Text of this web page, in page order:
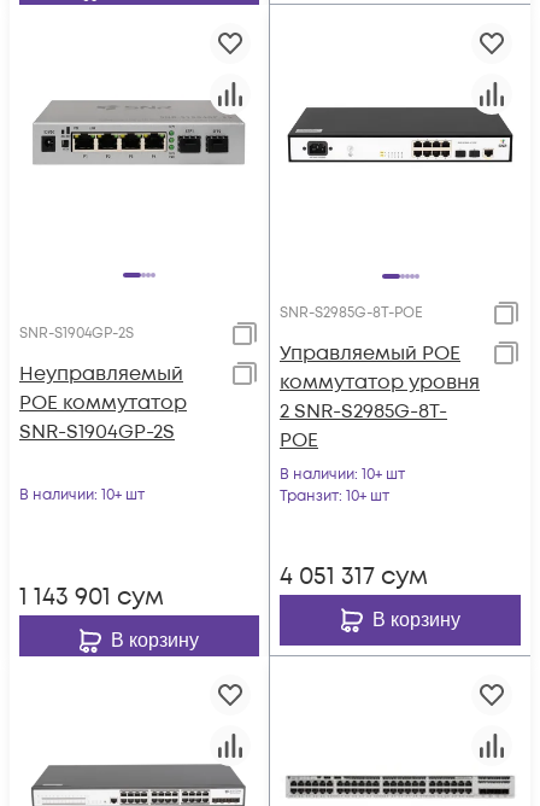
SNR-S1904GP-2S
Неуправляемый
POE коммутатор
SNR-S1904GP-2S
В наличии: 10+ шт
1 143 901 сум
В корзину
SNR-S2985G-8T-POE
Управляемый POE
коммутатор уровня
2 SNR-S2985G-8T-
POE
В наличии: 10+ шт
Транзит: 10+ шт
4 051 317 сум
В корзину